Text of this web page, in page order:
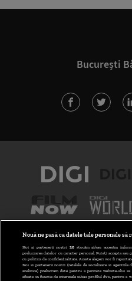
București
Nouă ne pasă ca datele tale personale să
Noi și partenerii noștri 30stocăm și/sau accesăm
prelucrarea datelor cu caracter personal. Puteți accepta sau
cu politica de confidențialitate. Aceste alegeri vor fi
Noi si partenerii nostri (retelele de socializare si
analitice) prelucram date pentru a permite website-ului
afisate in functie de interesele si/sau profilul dvs., pentru a